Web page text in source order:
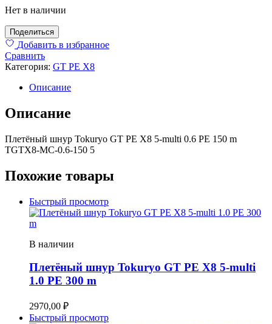
Нет в наличии
Поделиться
Добавить в избранное
Сравнить
Категория: GT PE X8
Описание
Описание
Плетёный шнур Tokuryo GT PE X8 5-multi 0.6 PE 150 m
TGTX8-MC-0.6-150 5
Похожие товары
Быстрый просмотр
В наличии
Плетёный шнур Tokuryo GT PE X8 5-multi
1.0 PE 300 m
2970,00 ₽
Быстрый просмотр